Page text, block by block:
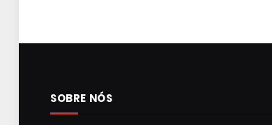
SOBRE NÓS